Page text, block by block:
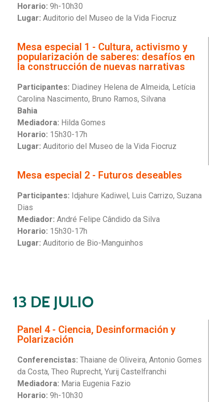
Horario: 9h-10h30
Lugar: Auditorio del Museo de la Vida Fiocruz
Mesa especial 1 - Cultura, activismo y
popularización de saberes: desafíos en
la construcción de nuevas narrativas
Participantes: Diadiney Helena de Almeida, Letícia
Carolina Nascimento, Bruno Ramos, Silvana
Bahia
Mediadora: Hilda Gomes
Horario: 15h30-17h
Lugar: Auditorio del Museo de la Vida Fiocruz
Mesa especial 2 - Futuros deseables
Participantes: Idjahure Kadiwel, Luis Carrizo, Suzana
Dias
Mediador: André Felipe Cândido da Silva
Horario: 15h30-17h
Lugar: Auditorio de Bio-Manguinhos
13 DE JULIO
Panel 4 - Ciencia, Desinformación y
Polarización
Conferencistas: Thaiane de Oliveira, Antonio Gomes
da Costa, Theo Ruprecht, Yurij Castelfranchi
Mediadora: Maria Eugenia Fazio
Horario: 9h-10h30